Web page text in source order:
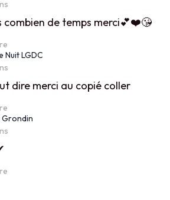
combien de temps merci💕❤️😘
Nuit LGDC
dire merci au copié coller
Grondin